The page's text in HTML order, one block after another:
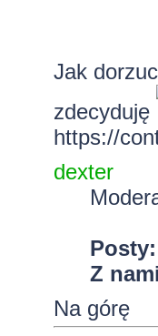
Jak
zdecyduję
https://
dexter
Posty:
Z
Na górę